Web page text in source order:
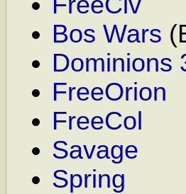
Bos Wars
Dominions
FreeOrion
FreeCol
Savage
Spring